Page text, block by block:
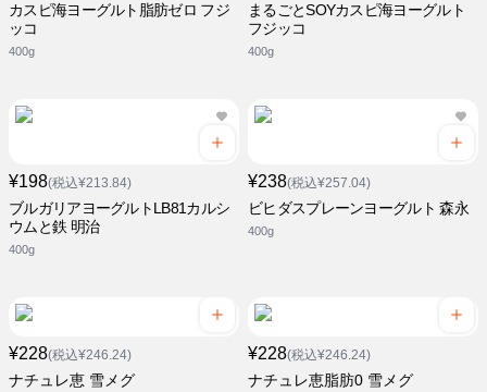
カスピ海ヨーグルト脂肪ゼロ フジ
ッコ
400g
まるごとSOYカスピ海ヨーグルト
フジッコ
400g
¥198(税込¥213.84)
ブルガリアヨーグルトLB81カルシ
ウムと鉄 明治
400g
¥238(税込¥257.04)
ビヒダスプレーンヨーグルト 森永
400g
¥228(税込¥246.24)
ナチュレ恵 雪メグ
¥228(税込¥246.24)
ナチュレ恵脂肪0 雪メグ